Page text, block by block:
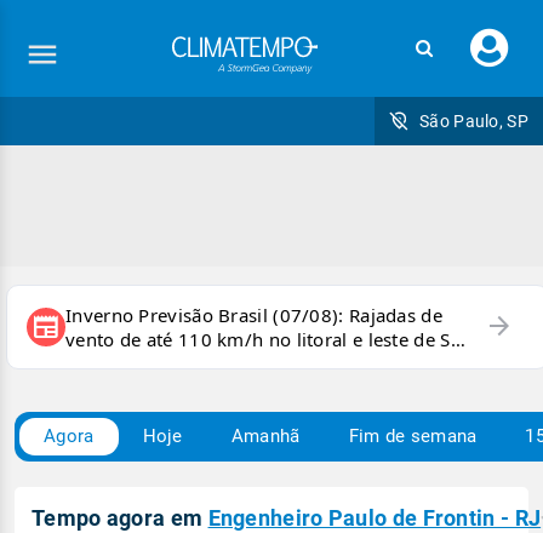
seu
São Paulo, SP
newspaper Inverno Previsão Brasil (07/08): Rajadas de
vento de até 110 km/h no litoral e leste de SP
e sul do RJ
arrow_forward
Agora Hoje Amanhã Fim de semana
Tempo agora em Engenheiro Paulo de Frontin - RJ